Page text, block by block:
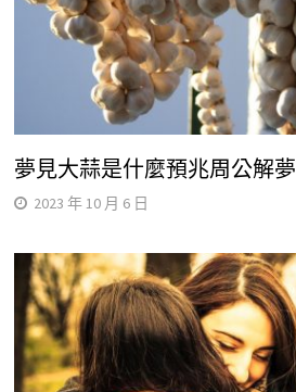
夢見大蒜是什麼預兆周公解夢
2023 年 10 月 6 日